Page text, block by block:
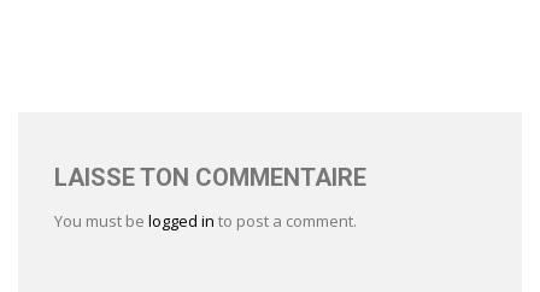
LAISSE TON COMMENTAIRE
You must be logged in to post a comment.